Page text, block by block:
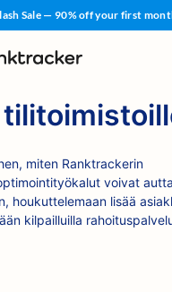
Sale — 90% off your first
miten Ranktrackerin
voivat
houkuttelemaan lisää
kilpailluilla